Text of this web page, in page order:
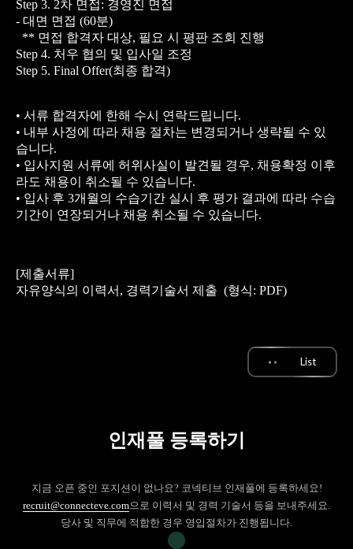
Step 3. 2차 면접: 경영진 면접
- 대면 면접 (60분)
** 면접 합격자 대상, 필요 시 평판 조회 진행
Step 4. 처우 협의 및 입사일 조정
Step 5. Final Offer(최종 합격)
• 서류 합격자에 한해 수시 연락드립니다.
• 내부 사정에 따라 채용 절차는 변경되거나 생략될 수 있
습니다.
• 입사지원 서류에 허위사실이 발견될 경우, 채용확정 이후
라도 채용이 취소될 수 있습니다.
• 입사 후 3개월의 수습기간 실시 후 평가 결과에 따라 수습
기간이 연장되거나 채용 취소될 수 있습니다.
[제출서류]
자유양식의 이력서, 경력기술서 제출 (형식: PDF)
List
인재풀 등록하기
지금 오픈 중인 포지션이 없나요? 코넥티브 인재풀에 등록하세요!
recruit@connecteve.com으로 이력서 및 경력 기술서 등을 보내주세요.
당사 및 직무에 적합한 경우 영입절차가 진행됩니다.